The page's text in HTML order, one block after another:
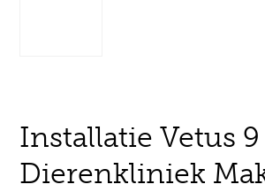
Installatie Vetus
Dierenkliniek